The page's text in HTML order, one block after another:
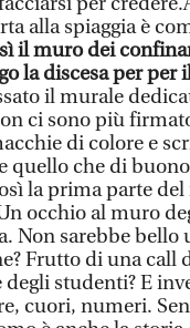
alla spiaggia è
il muro dei
la discesa per per
il murale
ci sono più
di colore e
quello che di
la prima parte
occhio al muro
Non sarebbe bello
Frutto di una call
studenti? E
cuori, numeri.